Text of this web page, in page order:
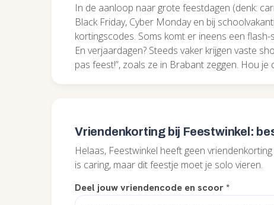
In de aanloop naar grote feestdagen (denk:
Black Friday, Cyber Monday en bij
kortingscodes. Soms komt er ineens een
En verjaardagen? Steeds vaker krijgen vaste
pas feest!”, zoals ze in Brabant zeggen. Hou je
Vriendenkorting bij Feestwinkel:
Helaas, Feestwinkel heeft geen
is caring, maar dit feestje moet je solo vieren.
Deel jouw vriendencode en scoor*